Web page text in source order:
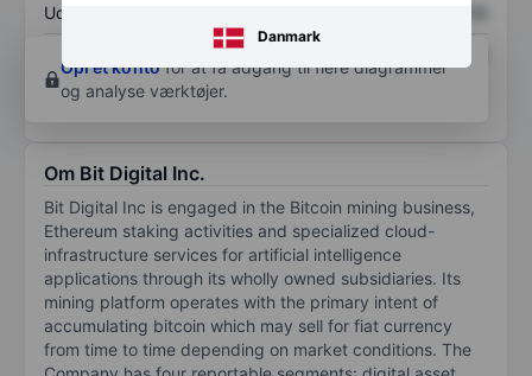
Danmark
Udbytte pr. aktie
Opret kontofor at få adgang til flere diagrammer
og analyse værktøjer.
Om Bit Digital Inc.
Bit Digital Inc is engaged in the Bitcoin mining business,
Ethereum staking activities and specialized cloud-
infrastructure services for artificial intelligence
applications through its wholly owned subsidiaries. Its
mining platform operates with the primary intent of
accumulating bitcoin which may sell for fiat currency
from time to time depending on market conditions. The